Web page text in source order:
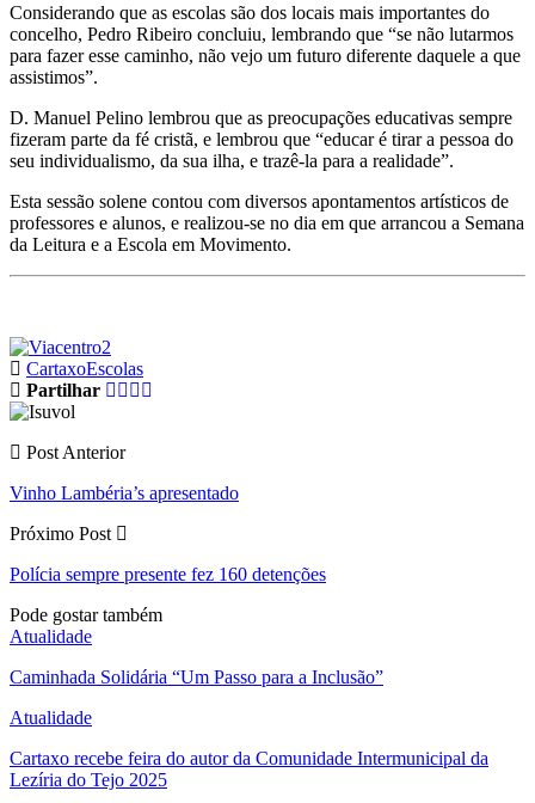
Considerando que as escolas são dos locais mais importantes do
concelho, Pedro Ribeiro concluiu, lembrando que “se não lutarmos
para fazer esse caminho, não vejo um futuro diferente daquele a que
assistimos”.
D. Manuel Pelino lembrou que as preocupações educativas sempre
fizeram parte da fé cristã, e lembrou que “educar é tirar a pessoa do
seu individualismo, da sua ilha, e trazê-la para a realidade”.
Esta sessão solene contou com diversos apontamentos artísticos de
professores e alunos, e realizou-se no dia em que arrancou a Semana
da Leitura e a Escola em Movimento.
CartaxoEscolas
Partilhar
Post Anterior
Vinho Lambéria’s apresentado
Próximo Post
Polícia sempre presente fez 160 detenções
Pode gostar também
Atualidade
Caminhada Solidária “Um Passo para a Inclusão”
Atualidade
Cartaxo recebe feira do autor da Comunidade Intermunicipal da
Lezíria do Tejo 2025